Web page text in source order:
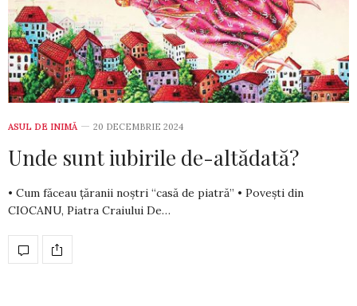
ASUL DE INIMĂ 20 DECEMBRIE 2024
Unde sunt iubirile de-altădată?
• Cum făceau țăranii noștri “casă de piatră” • Povești din
CIOCANU, Piatra Craiului De…